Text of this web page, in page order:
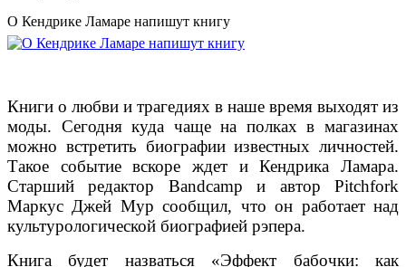
О Кендрике Ламаре напишут книгу
Книги о любви и трагедиях в наше время выходят из
моды. Сегодня куда чаще на полках в магазинах
можно встретить биографии известных личностей.
Такое событие вскоре ждет и Кендрика Ламара.
Старший редактор Bandcamp и автор Pitchfork
Маркус Джей Мур сообщил, что он работает над
культурологической биографией рэпера.
Книга будет назваться «Эффект бабочки: как